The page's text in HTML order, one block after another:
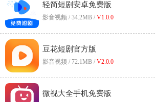
轻简短剧安卓免费版
影音视频 / 34.2MB / V1.0.0
豆花短剧官方版
影音视频 / 72.1MB / V2.0.0
微视大全手机免费版